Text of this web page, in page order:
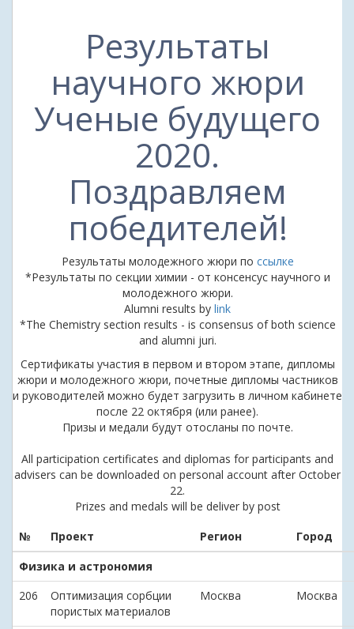
Результаты
научного жюри
Ученые будущего
2020.
Поздравляем
победителей!
Результаты молодежного жюри по ссылке
*Результаты по секции химии - от консенсус научного и
молодежного жюри.
Alumni results by link
*The Chemistry section results - is consensus of both science
and alumni juri.
Сертификаты участия в первом и втором этапе, дипломы
жюри и молодежного жюри, почетные дипломы частников
и руководителей можно будет загрузить в личном кабинете
после 22 октября (или ранее).
Призы и медали будут отосланы по почте.
All participation certificates and diplomas for participants and
advisers can be downloaded on personal account after October
22.
Prizes and medals will be deliver by post
№
Проект Регион
Город
Физика и астрономия
206
Оптимизация сорбции
пористых материалов
Москва Москва